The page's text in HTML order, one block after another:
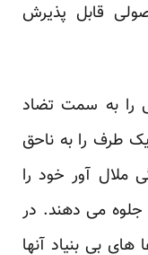
قابل پذیرش
را به سمت تضاد
طرف را به ناحق
ملال آور خود را
جلوه می دهند. در
بی بنیاد آنها